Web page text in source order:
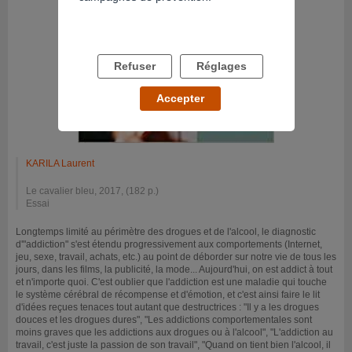
KARILA Laurent
Le cavalier bleu, 2017, (182 p.)
Essai
Longtemps limité au périmètre des drogues et de l'alcool, le diagnostic
d'"addiction" s'est étendu progressivement aux comportements (Internet,
jeu, sexe, travail, achats, etc.) au point de déborder sur notre vie de tous les
jours, dans les films, la publicité, la mode... Aujourd'hui, on est addict à tout
et n'importe quoi. C'est oublier que l'addiction est une maladie qui touche
le système cérébral de récompense et d'émotion, et c'est ainsi faire le lit
d'idées reçues tenaces tout autant que destructrices : "Il y a les drogues
douces et les drogues dures", "Les addictions comportementales sont
moins graves que les addictions aux drogues ou à l'alcool", "L'addiction au
travail, c'est juste la passion de son travail", "Quand on tient bien l'alcool, il
Refuser Réglages
Accepter